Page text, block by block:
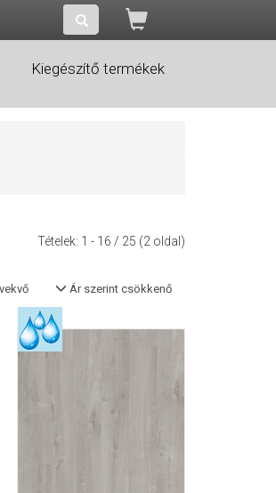
Kiegészítő termékek
Tételek: 1 - 16 / 25 (2 oldal)
Ár szerint csökkenő